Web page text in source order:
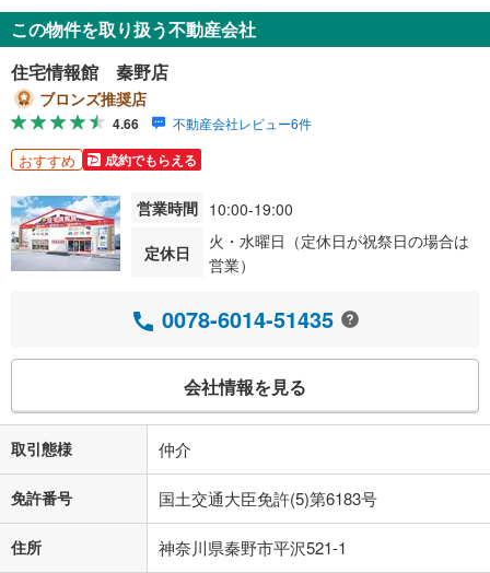
この物件を取り扱う不動産会社
住宅情報館 秦野店
ブロンズ推奨店
4.66 不動産会社レビュー6件
おすすめ 成約でもらえる
営業時間 10:00-19:00
定休日
火・水曜日（定休日が祝祭日の場合は
営業）
0078-6014-51435
会社情報を見る
取引態様 仲介
免許番号 国土交通大臣免許(5)第6183号
住所 神奈川県秦野市平沢521-1